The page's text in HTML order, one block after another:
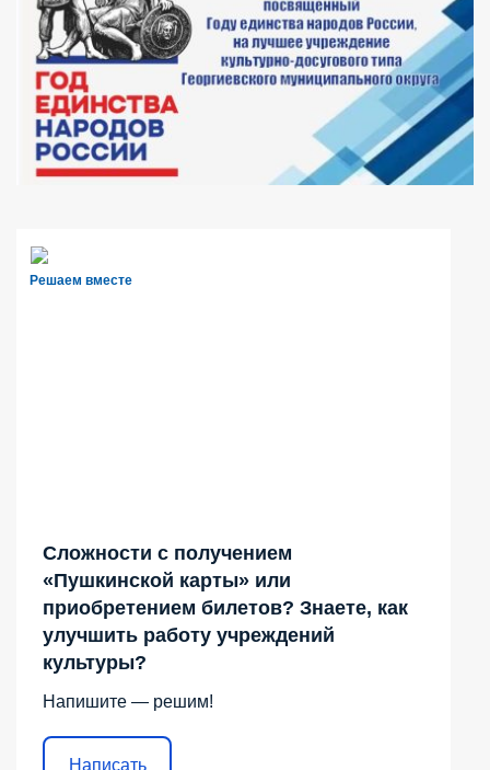
Решаем вместе
Сложности с получением
«Пушкинской карты» или
приобретением билетов? Знаете, как
улучшить работу учреждений
культуры?
Напишите — решим!
Написать